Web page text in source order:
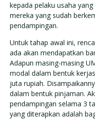
kepada pelaku usaha
mereka yang sudah
pendampingan.
Untuk tahap awal ini,
ada akan mendapatkan
Adapun masing-masing
modal dalam bentuk
juta rupiah.
dalam bentuk pinjaman.
pendampingan selama 3
yang diterapkan adalah